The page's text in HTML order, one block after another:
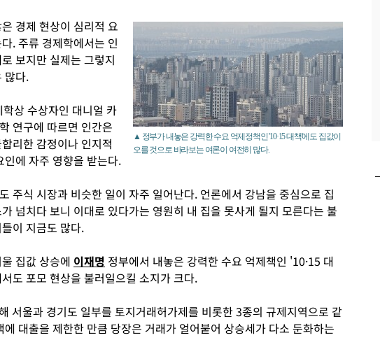
▲ 정부가 내놓은 강력한 수요 억제정책인 '10·15 대책'에도 집값이
오를 것으로 바라보는 여론이 여전히 많다.
경제 현상이 심리적 요
. 주류 경제학에서는 인
보지만 실제는 그렇지
많다.
상 수상자인 대니얼 카
연구에 따르면 인간은
리한 감정이나 인지적
인에 자주 영향을 받는다.
주식 시장과 비슷한 일이 자주 일어난다. 언론에서 강남을 중심으로 집
넘치다 보니 이대로 있다가는 영원히 내 집을 못사게 될지 모른다는 불
이 지금도 많다.
집값 상승에 이재명 정부에서 내놓은 강력한 수요 억제책인 '10·15 대
도 포모 현상을 불러일으킬 소지가 크다.
서울과 경기도 일부를 토지거래허가제를 비롯한 3종의 규제지역으로 같
에 대출을 제한한 만큼 당장은 거래가 얼어붙어 상승세가 다소 둔화하는